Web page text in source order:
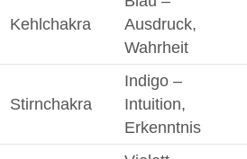
Kehlchakra
Ausdruck,
Wahrheit
Stirnchakra
Indigo –
Intuition,
Erkenntnis